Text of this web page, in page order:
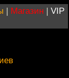
| Магазин | VIP